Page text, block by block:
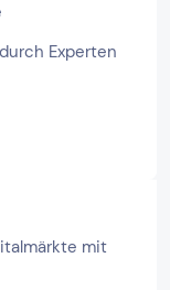
Experten
mit